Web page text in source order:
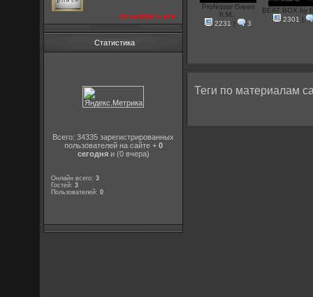
посмотреть все
Статистика
Всего: 34335 зарегистрированных
пользователей на сайте + 0
сегодняи (0 вчера)
Онлайн всего:3
Гостей:3
Пользователей:0
Professor Green
ft.M...
2231 | 3
BEAT BOX by
2301 |
Теги по материалам